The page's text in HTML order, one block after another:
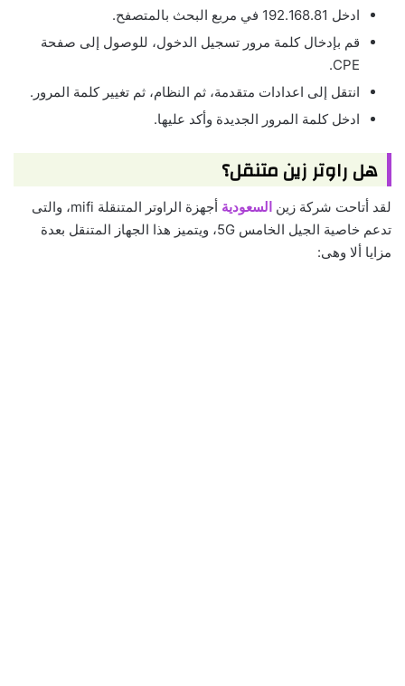
ادخل 192.168.81 في مربع البحث بالمتصفح.
قم بإدخال كلمة مرور تسجيل الدخول، للوصول إلى صفحة
CPE.
انتقل إلى اعدادات متقدمة، ثم النظام، ثم تغيير كلمة المرور.
ادخل كلمة المرور الجديدة وأكد عليها.
هل راوتر زين متنقل؟
لقد أتاحت شركة زين السعودية
أجهزة الراوتر المتنقلة mifi، والتى
تدعم خاصية الجيل الخامس 5G، ويتميز هذا الجهاز المتنقل بعدة
مزايا ألا وهى: